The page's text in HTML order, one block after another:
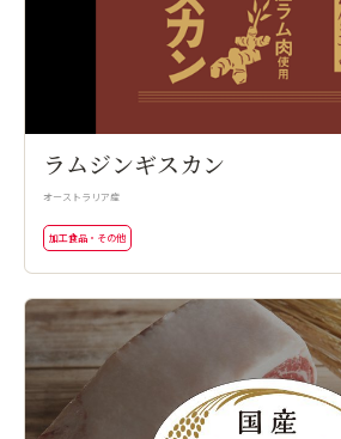
ラムジンギスカン
オーストラリア産
加工食品・その他